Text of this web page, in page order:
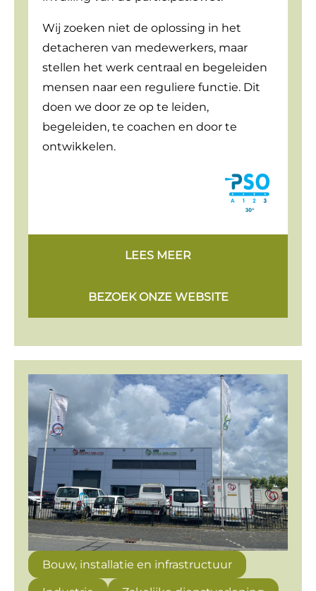
Wij zoeken niet de oplossing in het
detacheren van medewerkers, maar
stellen het werk centraal en begeleiden
mensen naar een reguliere functie. Dit
doen we door ze op te leiden,
begeleiden, te coachen en door te
ontwikkelen.
LEES MEER
BEZOEK ONZE WEBSITE
Bouw, installatie en infrastructuur